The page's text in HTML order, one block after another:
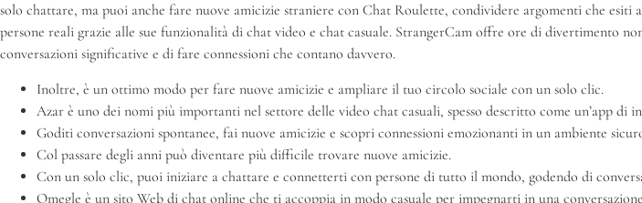
solo chattare, ma puoi anche fare nuove amicizie straniere con Chat Roulette, condividere argomenti che
persone reali grazie alle sue funzionalità di chat video e chat casuale. StrangerCam offre ore di divertimento
conversazioni significative e di fare connessioni che contano davvero.
Inoltre, è un ottimo modo per fare nuove amicizie e ampliare il tuo circolo sociale con un solo clic.
Azar è uno dei nomi più importanti nel settore delle video chat casuali, spesso descritto come un’app di
Goditi conversazioni spontanee, fai nuove amicizie e scopri connessioni emozionanti in un ambiente
Col passare degli anni può diventare più difficile trovare nuove amicizie.
Con un solo clic, puoi iniziare a chattare e connetterti con persone di tutto il mondo, godendo di
Omegle è un sito Web di chat online che ti accoppia in modo casuale per impegnarti in una